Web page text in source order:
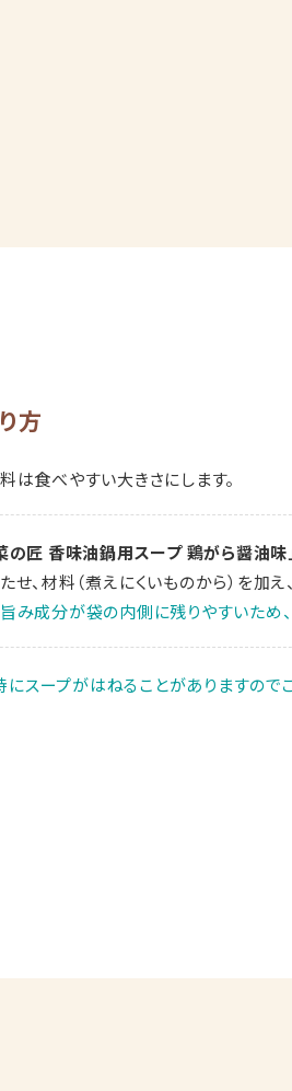
方
は食べやすい大きさにします。
の匠 香味油鍋用スープ 鶏がら醤油味
せ、材料（煮えにくいものから）を加
み成分が袋の内側に残りやすいため、
スープがはねることがありますので